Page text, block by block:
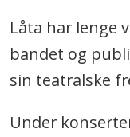
Låta har lenge
bandet og
sin teatralske
Under